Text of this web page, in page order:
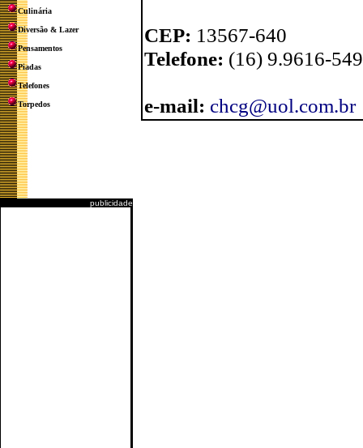
Culinária
Diversão & Lazer
Pensamentos
Piadas
Telefones
Torpedos
publicidade
CEP: 13567-640
Telefone: (16) 9.9616-
e-mail: chcg@uol.com.br